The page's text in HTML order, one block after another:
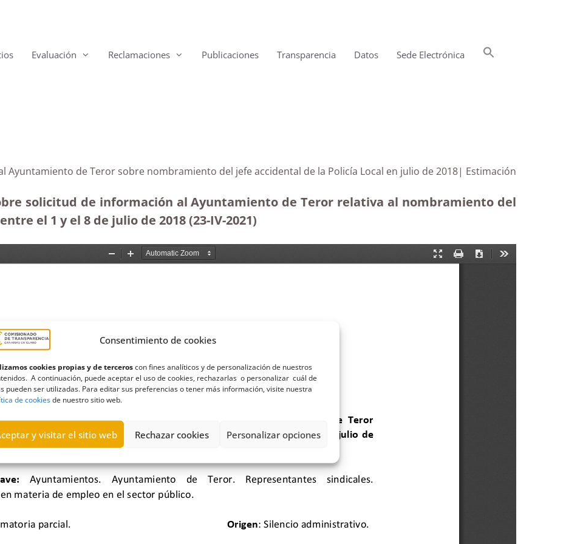
Consentimiento de cookies
cookies propias y de terceroscon fines analíticos y de personalización de nuestros
A continuación, puede aceptar el uso de cookies, rechazarlas o personalizar cuál de
pueden ser utilizadas. Para editar sus preferencias o tener más información, visite nuestra
de cookiesde nuestro sitio web.
y visitar el sitio web Rechazar cookies Personalizar opciones
Evaluación Reclamaciones Publicaciones Transparencia Datos Sede Electrónica
Ayuntamiento de Teror sobre nombramiento del jefe accidental de la Policía Local en julio de 2018| Estimación
solicitud de información al Ayuntamiento de Teror relativa al nombramiento del
el 1 y el 8 de julio de 2018 (23-IV-2021)